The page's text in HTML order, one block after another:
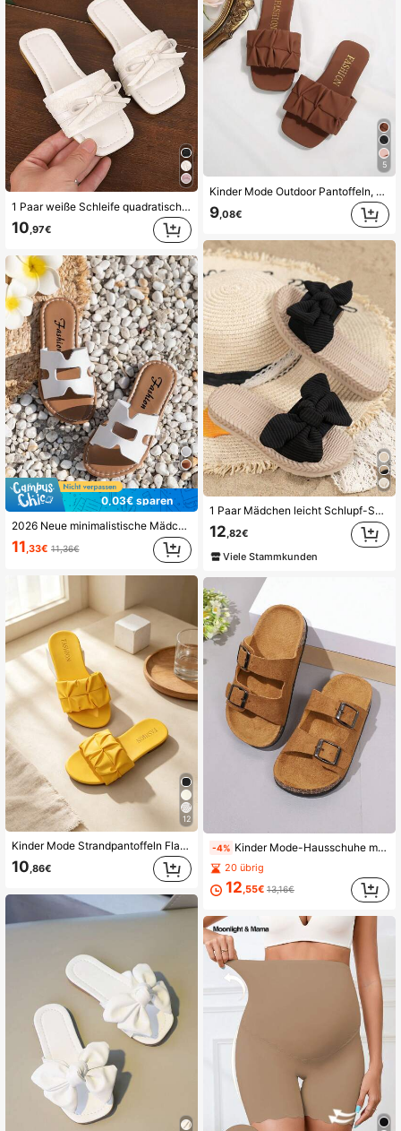
1 Paar weiße Schleife quadratische Zehen Slide Sandalen, offene Zehen weiche Sohle rutschfest Slip-On Design, modische minimalistische Strand Flip Flops, geeignet für weibliche Schülerinnen für den täglichen Schulalltag, Ausflüge, Urlaub, Frühling/Sommer neuer Stil
10 ,97€
0,03€ sparen
2026 Neue minimalistische Mädchen Flache Sandalen, Weich & Bequem, Atmungsaktiv für Strand & Alltag Outfit, Mode Kleinkind Sandalen
11,33€ 11,36€
12
Kinder Mode Strandpantoffeln Flache Sandalen Leicht Rutschfest Verschleißfest PU Runde Zehenpartie Flache Mode Sandalen Europäisch und Amerikanisch Bestseller Urlaub Strand Frühling Sommer
10,86€
5
Kinder Mode Outdoor Pantoffeln, Quadratische Zehenform Flache Schuhe, Einteilige Sandalen, Neue Stilvolle Elegante Minimalistische Europäische und Amerikanische Mädchen Schuhe, Hochwertige Strandpantoffeln
9 ,08€
1 Paar Mädchen leicht Schlupf-Schlappen mit Schleife, Simplistic Design
12,82€
Viele Stammkunden
-4% Kinder Mode-Hausschuhe mit weicher Sohle, leichte Strandschuhe mit verstellbarem Spann, Größe fällt klein aus, Empfehlung: 2 Größen größer bestellen
20 übrig
12,55€ 13,16€